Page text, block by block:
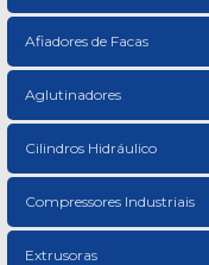
Afiadores de Facas
Aglutinadores
Cilindros Hidráulico
Compressores Industriais
Extrusoras